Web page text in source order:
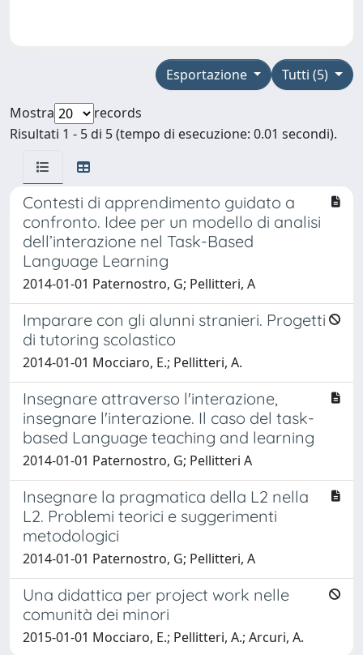
Tutti (5)
Esportazione
Mostra
records
Risultati 1 - 5 di 5 (tempo di esecuzione: 0.01 secondi).
Contesti di apprendimento guidato a
confronto. Idee per un modello di analisi
dell’interazione nel Task-Based
Language Learning
2014-01-01 Paternostro, G; Pellitteri, A
Imparare con gli alunni stranieri. Progetti
di tutoring scolastico
2014-01-01 Mocciaro, E.; Pellitteri, A.
Insegnare attraverso l'interazione,
insegnare l'interazione. Il caso del task-
based Language teaching and learning
2014-01-01 Paternostro, G; Pellitteri A
Insegnare la pragmatica della L2 nella
L2. Problemi teorici e suggerimenti
metodologici
2014-01-01 Paternostro, G; Pellitteri, A
Una didattica per project work nelle
comunità dei minori
2015-01-01 Mocciaro, E.; Pellitteri, A.; Arcuri, A.